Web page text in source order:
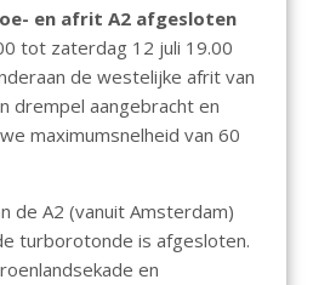
en afrit A2 afgesloten
tot zaterdag 12 juli 19.00
de westelijke afrit van
drempel aangebracht en
maximumsnelheid van 60
de A2 (vanuit Amsterdam)
turborotonde is afgesloten.
en